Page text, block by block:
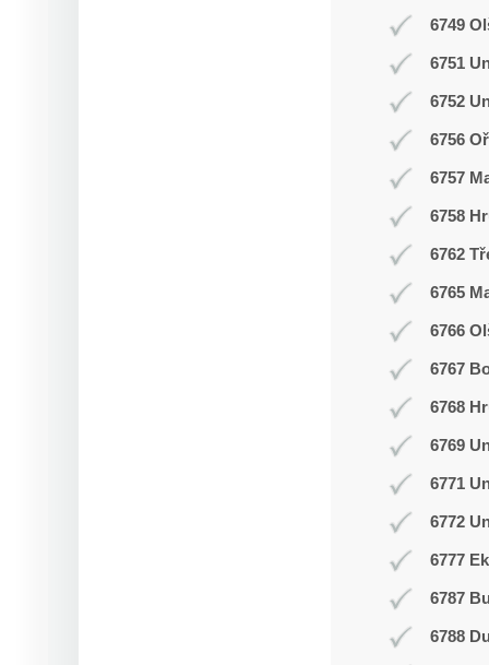
6749
6751
6752
6756
6757
6758
6762
6765
6766
6767
6768
6769
6771
6772
6777
6787
6788